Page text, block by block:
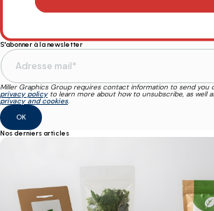
S'abonner à la newsletter
Miller Graphics Group requires contact information to send you
privacy policyto learn more about how to unsubscribe, as well
privacy and cookies.
Nos derniers articles